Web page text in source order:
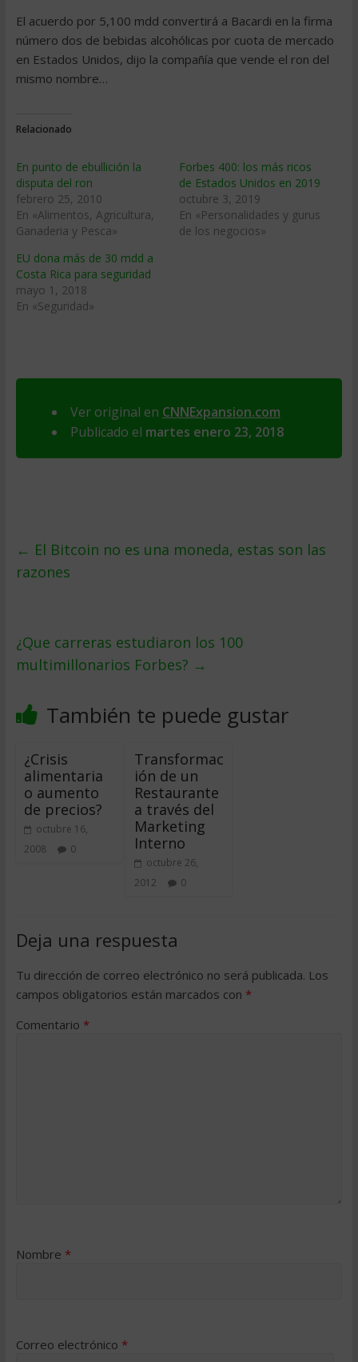
El acuerdo por 5,100 mdd convertirá a Bacardi en la firma
número dos de bebidas alcohólicas por cuota de mercado
en Estados Unidos, dijo la compañía que vende el ron del
mismo nombre…
Relacionado
En punto de ebullición la
disputa del ron
febrero 25, 2010
En «Alimentos, Agricultura,
Ganaderia y Pesca»
Forbes 400: los más ricos
de Estados Unidos en 2019
octubre 3, 2019
En «Personalidades y gurus
de los negocios»
EU dona más de 30 mdd a
Costa Rica para seguridad
mayo 1, 2018
En «Seguridad»
Ver original en CNNExpansion.com
Publicado el martes enero 23, 2018
← El Bitcoin no es una moneda, estas son las
razones
¿Que carreras estudiaron los 100
multimillonarios Forbes? →
También te puede gustar
¿Crisis
alimentaria
o aumento
de precios?
octubre 16,
2008
0
Transformac
ión de un
Restaurante
a través del
Marketing
Interno
octubre 26,
2012
0
Deja una respuesta
Tu dirección de correo electrónico no será publicada. Los
campos obligatorios están marcados con *
Comentario *
Nombre *
Correo electrónico *